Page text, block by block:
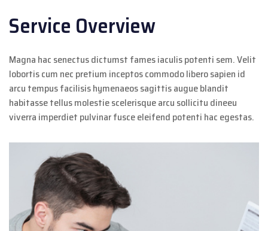
Service Overview
Magna hac senectus dictumst fames iaculis potenti sem. Velit
lobortis cum nec pretium inceptos commodo libero sapien id
arcu tempus facilisis hymenaeos sagittis augue blandit
habitasse tellus molestie scelerisque arcu sollicitu dineeu
viverra imperdiet pulvinar fusce eleifend potenti hac egestas.